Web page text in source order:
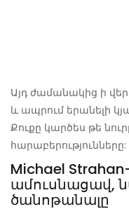
Այդ ժամանակից ի վեր
և ապրում երանելի
Քուքը կարծես թե
հարաբերությունները:
Michael
ամուսնացավ,
ծանոթանալը